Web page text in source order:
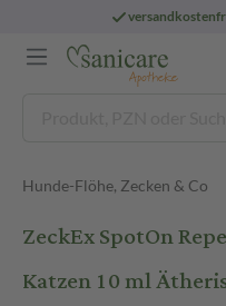
Hunde-Flöhe, Zecken & Co
ZeckEx SpotOn
Katzen 10 ml